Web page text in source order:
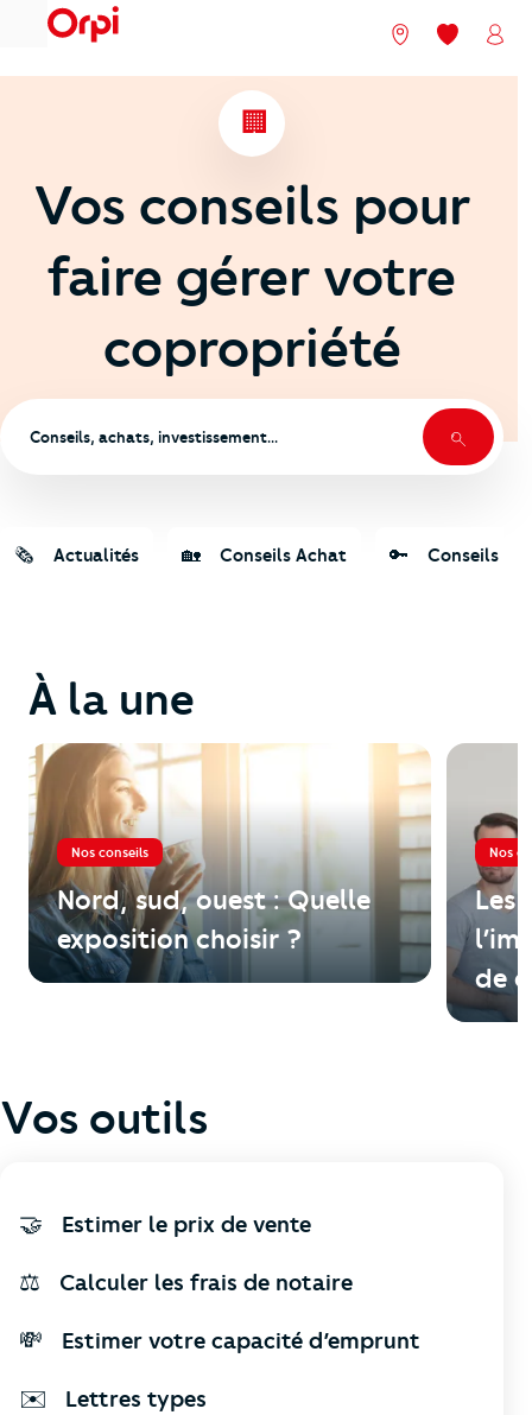
menu Nos agences
Mes
️ 🏢
Vos conseils pour
faire gérer votre
copropriété
Rechercher
🗞️ ️ Actualités 🏡 ️ Conseils Achat 🔑 Conseils
À la une
Nos conseils
Nord, sud, ouest : Quelle
exposition choisir ?
Nos
Les
de
Vos outils
🤝 Estimer le prix de vente
⚖️ Calculer les frais de notaire
💸 Estimer votre capacité d’emprunt
✉️ Lettres types